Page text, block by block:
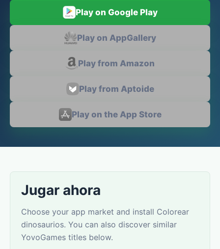
Play on Google Play
Play on AppGallery
Play from Amazon
Play from Aptoide
Play on the App Store
Jugar ahora
Choose your app market and install Colorear
dinosaurios. You can also discover similar
YovoGames titles below.